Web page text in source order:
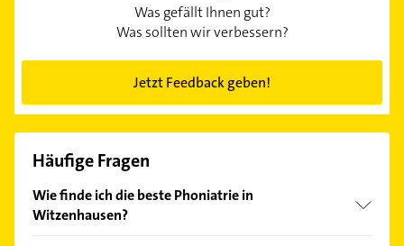
Was gefällt Ihnen gut?
Was sollten wir verbessern?
Jetzt Feedback geben!
Häufige Fragen
Wie finde ich die beste Phoniatrie in
Witzenhausen?